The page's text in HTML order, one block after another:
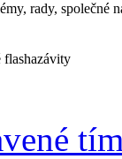
rady, společné
flashazávity